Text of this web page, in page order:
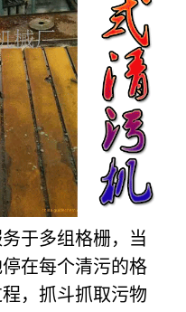
于多组格栅，当
在每个清污的格
，抓斗抓取污物